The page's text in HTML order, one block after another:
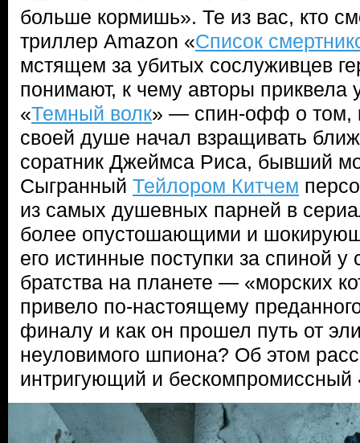
больше кормишь». Те из вас, кто
триллер Amazon «Список
мстящем за убитых сослуживцев
понимают, к чему авторы приквела
«Темный волк» — спин-офф о том,
своей душе начал взращивать
соратник Джеймса Риса, бывший
Сыгранный Тейлором Китчем
из самых душевных парней в
более опустошающими и
его истинные поступки за спиной у
братства на планете — «морских
привело по-настоящему
финалу и как он прошел путь от
неуловимого шпиона? Об этом
интригующий и бескомпромиссный